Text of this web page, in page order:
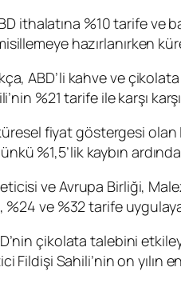
ithalatına %10 tarife ve
hazırlanırken
ABD’li kahve ve
%21 tarife ile karşı
fiyat göstergesi
%1,5’lik kaybın
ve Avrupa Birliği,
%24 ve %32 tarife
çikolata talebini
Sahili’nin on yılın